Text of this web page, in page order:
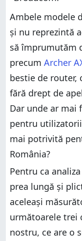
Ambele modele
și nu reprezintă
să împrumutăm
precum Archer
bestie de
fără drept de
Dar unde ar mai
pentru
mai potrivită
România?
Pentru ca
prea lungă și
aceleași
următoarele trei
nostru, ce are o